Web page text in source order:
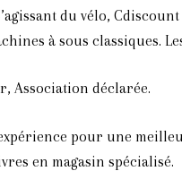
du vélo,
à sous classiques.
Association déclarée.
pour une
en magasin spécialisé.